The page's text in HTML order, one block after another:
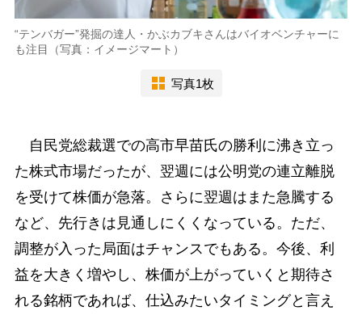
“テンバガー”発掘の達人・かぶカブキさんはバイオベンチャーに
も注目（写真：イメージマート）
写真1枚
自民党総裁選での高市早苗氏の勝利に沸き立っ
た株式市場だったが、翌週には公明党の連立離脱
を受けて株価が急落。さらに翌週はまた急騰する
など、先行きは見通しにくくなっている。ただ、
調整が入った局面はチャンスでもある。今後、利
益を大きく増やし、株価が上がっていくと期待さ
れる銘柄であれば、仕込みたいタイミングと言え